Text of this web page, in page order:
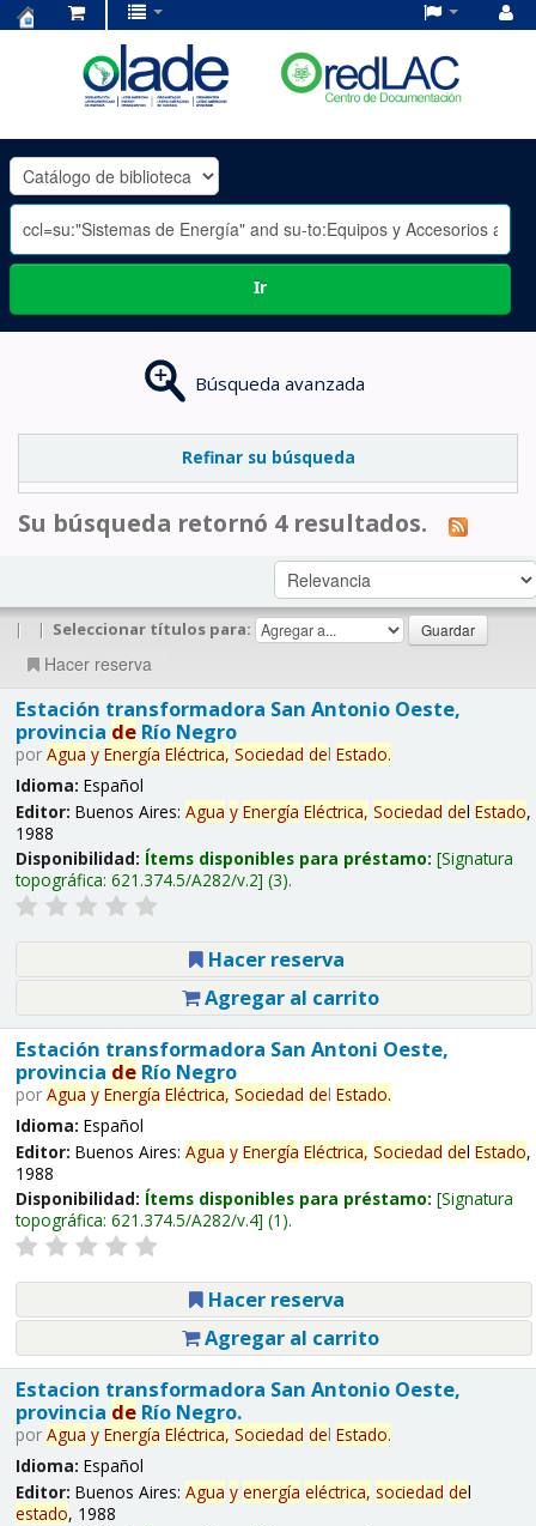
OLADE
-
Ir
Búsqueda avanzada
Refinar su búsqueda
Su búsqueda retornó 4 resultados.
| | Seleccionar títulos para:
Hacer reserva
Estación transformadora San Antonio Oeste,
provincia deRío Negro
por Agua y Energía Eléctrica, Sociedad del Estado.
Idioma: Español
Editor: Buenos Aires: Agua y Energía Eléctrica, Sociedad del Estado,
1988
Disponibilidad: Ítems disponibles para préstamo: Signatura
topográfica: 621.374.5/A282/v.2 (3).
Hacer reserva
Agregar al carrito
Estación transformadora San Antoni Oeste,
provincia deRío Negro
por Agua y Energía Eléctrica, Sociedad del Estado.
Idioma: Español
Editor: Buenos Aires: Agua y Energía Eléctrica, Sociedad del Estado,
1988
Disponibilidad: Ítems disponibles para préstamo: Signatura
topográfica: 621.374.5/A282/v.4 (1).
Hacer reserva
Agregar al carrito
Estacion transformadora San Antonio Oeste,
provincia deRío Negro.
por Agua y Energía Eléctrica, Sociedad del Estado.
Idioma: Español
Editor: Buenos Aires: Agua y energía eléctrica, sociedad del
estado, 1988